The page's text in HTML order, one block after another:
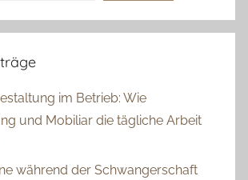
im Betrieb: Wie
und Mobiliar die tägliche Arbeit
während der Schwangerschaft